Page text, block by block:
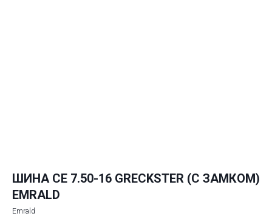
ШИНА СЕ 7.50-16 GRECKSTER (С ЗАМКОМ)
EMRALD
Emrald